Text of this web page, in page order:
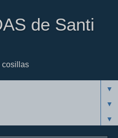
de Santi
cosillas
▼
▼
▼